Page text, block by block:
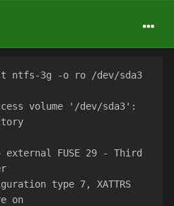
-t ntfs-3g -o ro /dev/sda3
volume '/dev/sda3':
external FUSE 29 - Third
on